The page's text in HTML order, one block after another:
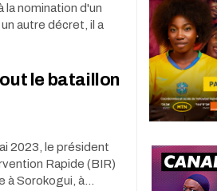
la nomination d'un
autre décret, il a
le bataillon
2023, le président
Rapide (BIR)
à Sorokogui, à…